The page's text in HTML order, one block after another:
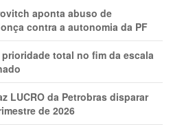
aponta abuso de
contra a autonomia da PF
total no fim da escala
LUCRO da Petrobras disparar
de 2026